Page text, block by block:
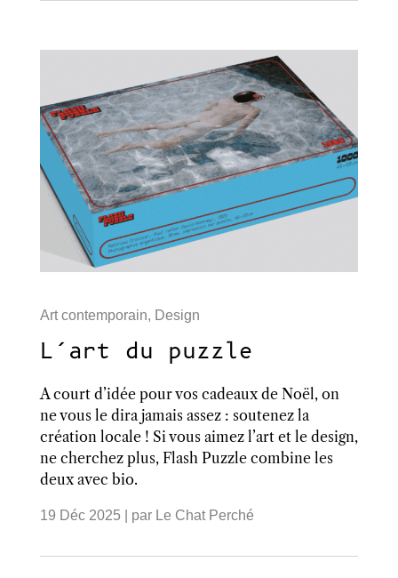
Art contemporain, Design
L’art du puzzle
A court d’idée pour vos cadeaux de Noël, on
ne vous le dira jamais assez : soutenez la
création locale ! Si vous aimez l’art et le design,
ne cherchez plus, Flash Puzzle combine les
deux avec bio.
19 Déc 2025 | par Le Chat Perché